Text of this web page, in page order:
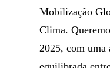
Mobilização
Clima.
2025, com uma